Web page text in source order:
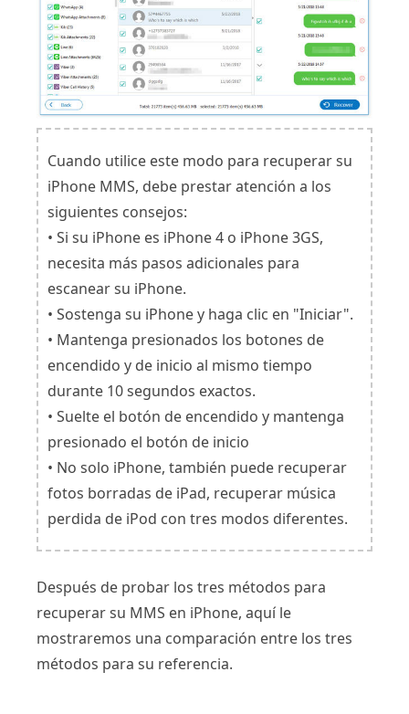
Cuando utilice este modo para recuperar su
iPhone MMS, debe prestar atención a los
siguientes consejos:
• Si su iPhone es iPhone 4 o iPhone 3GS,
necesita más pasos adicionales para
escanear su iPhone.
• Sostenga su iPhone y haga clic en "Iniciar".
• Mantenga presionados los botones de
encendido y de inicio al mismo tiempo
durante 10 segundos exactos.
• Suelte el botón de encendido y mantenga
presionado el botón de inicio
• No solo iPhone, también puede recuperar
fotos borradas de iPad, recuperar música
perdida de iPod con tres modos diferentes.
Después de probar los tres métodos para
recuperar su MMS en iPhone, aquí le
mostraremos una comparación entre los tres
métodos para su referencia.